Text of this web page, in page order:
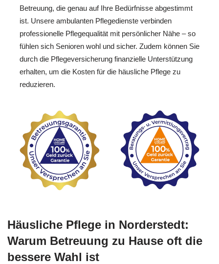
Betreuung, die genau auf Ihre Bedürfnisse abgestimmt
ist. Unsere ambulanten Pflegedienste verbinden
professionelle Pflegequalität mit persönlicher Nähe – so
fühlen sich Senioren wohl und sicher. Zudem können Sie
durch die Pflegeversicherung finanzielle Unterstützung
erhalten, um die Kosten für die häusliche Pflege zu
reduzieren.
Häusliche Pflege in Norderstedt:
Warum Betreuung zu Hause oft die
bessere Wahl ist